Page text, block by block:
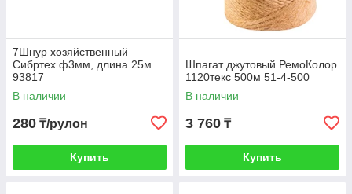
7Шнур хозяйственный
Сибртех ф3мм, длина 25м
93817
В наличии
280 ₸/рулон
Купить
Шпагат джутовый РемоКолор
1120текс 500м 51-4-500
В наличии
3 760 ₸
Купить